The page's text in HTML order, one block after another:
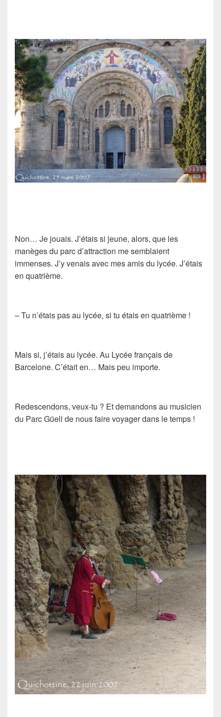
Non… Je jouais. J’étais si jeune, alors, que les
manèges du parc d’attraction me semblaient
immenses. J’y venais avec mes amis du lycée. J’étais
en quatrième.
– Tu n’étais pas au lycée, si tu étais en quatrième !
Mais si, j’étais au lycée. Au Lycée français de
Barcelone. C’était en… Mais peu importe.
Redescendons, veux-tu ? Et demandons au musicien
du Parc Güell de nous faire voyager dans le temps !